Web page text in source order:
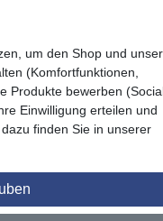
Bewegung sitzt, hat
um den Shop und
(Komfortfunktionen,
Produkte bewerben
Einwilligung erteilen und
finden Sie in unserer